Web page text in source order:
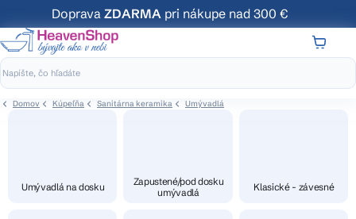
na
obsah
Doprava ZDARMA pri nákupe nad 300 €
Domov Kúpeľňa Sanitárna keramika Umývadlá
Umývadlá na dosku
Zapustené/pod dosku
umývadlá
Klasické - závesné